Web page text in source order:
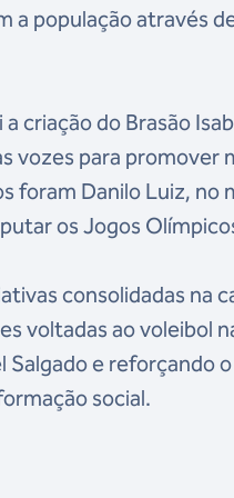
a população através
criação do Brasão
vozes para promover
foram Danilo Luiz, no
os Jogos
consolidadas na
voltadas ao voleibol
Salgado e reforçando
social.